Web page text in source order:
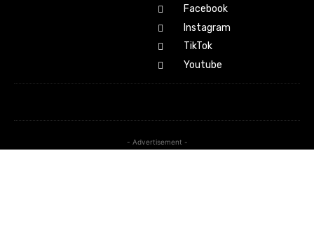
Facebook
Instagram
TikTok
Youtube
- Advertisement -